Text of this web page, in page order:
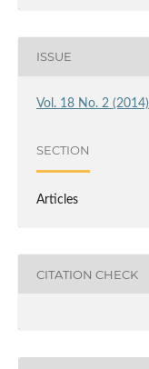
ISSUE
Vol. 18 No. 2 (2014)
SECTION
Articles
CITATION CHECK